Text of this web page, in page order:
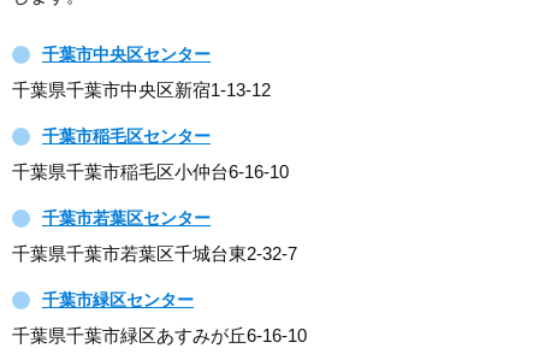
千葉市中央区センター
千葉県千葉市中央区新宿1-13-12
千葉市稲毛区センター
千葉県千葉市稲毛区小仲台6-16-10
千葉市若葉区センター
千葉県千葉市若葉区千城台東2-32-7
千葉市緑区センター
千葉県千葉市緑区あすみが丘6-16-10